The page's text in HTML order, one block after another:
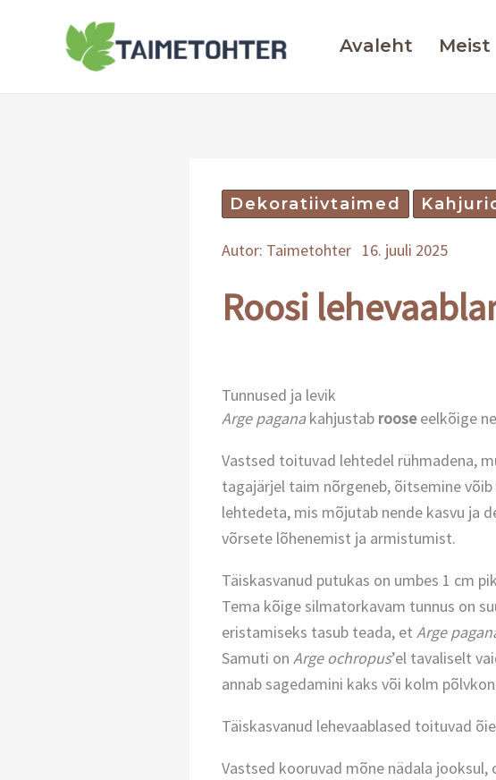
Avaleht Meist
Dekoratiivtaimed
Autor: Taimetohter 16. juuli 2025
Roosi
Tunnused ja levik
Arge paganakahjustab rooseeelkõige
Vastsed toituvad lehtedel rühmadena,
tagajärjel taim nõrgeneb, õitsemine
lehtedeta, mis mõjutab nende kasvu ja
võrsete lõhenemist ja armistumist.
Täiskasvanud putukas on umbes 1 cm
Tema kõige silmatorkavam tunnus on
eristamiseks tasub teada, et Arge
Samuti on Arge ochropus’el tavaliselt
annab sagedamini kaks või kolm
Täiskasvanud lehevaablased toituvad
Vastsed kooruvad mõne nädala